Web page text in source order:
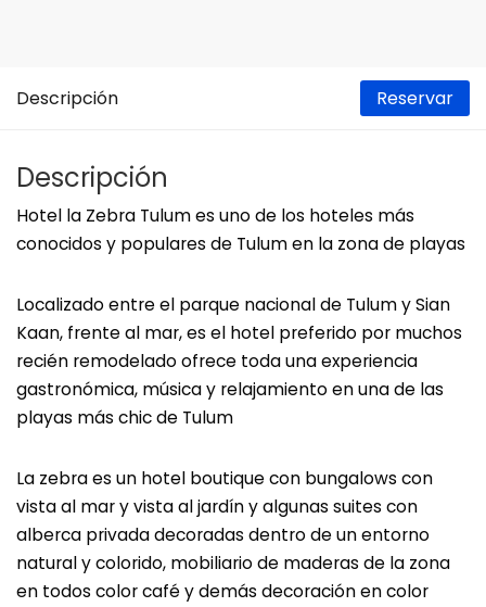
Descripción Reservar
Descripción
Hotel la Zebra Tulum es uno de los hoteles más
conocidos y populares de Tulum en la zona de playas
Localizado entre el parque nacional de Tulum y Sian
Kaan, frente al mar, es el hotel preferido por muchos
recién remodelado ofrece toda una experiencia
gastronómica, música y relajamiento en una de las
playas más chic de Tulum
La zebra es un hotel boutique con bungalows con
vista al mar y vista al jardín y algunas suites con
alberca privada decoradas dentro de un entorno
natural y colorido, mobiliario de maderas de la zona
en todos color café y demás decoración en color